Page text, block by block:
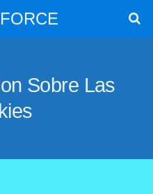
Sobre Las